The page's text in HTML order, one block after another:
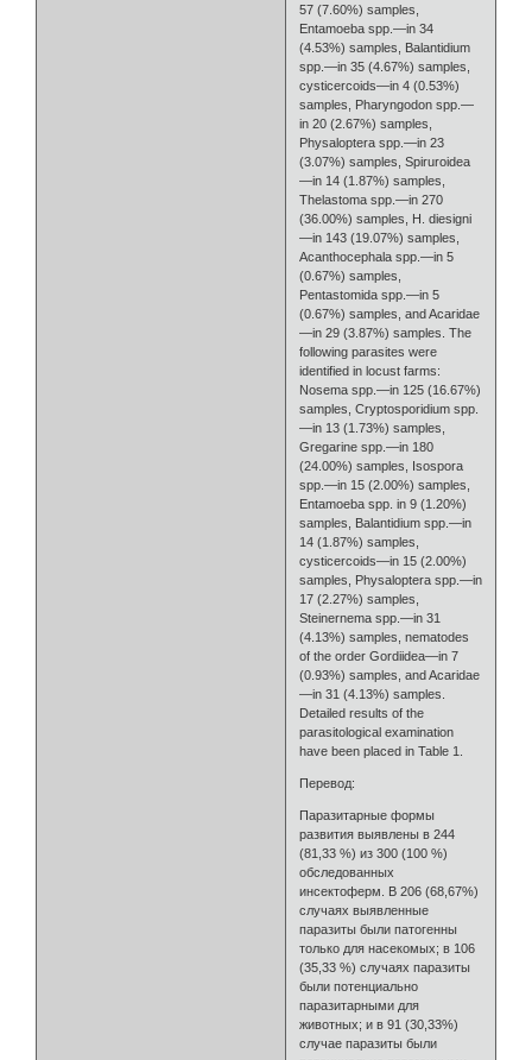
57 (7.60%) samples,
Entamoeba spp.—in 34
(4.53%) samples, Balantidium
spp.—in 35 (4.67%) samples,
cysticercoids—in 4 (0.53%)
samples, Pharyngodon spp.—
in 20 (2.67%) samples,
Physaloptera spp.—in 23
(3.07%) samples, Spiruroidea
—in 14 (1.87%) samples,
Thelastoma spp.—in 270
(36.00%) samples, H. diesigni
—in 143 (19.07%) samples,
Acanthocephala spp.—in 5
(0.67%) samples,
Pentastomida spp.—in 5
(0.67%) samples, and Acaridae
—in 29 (3.87%) samples. The
following parasites were
identified in locust farms:
Nosema spp.—in 125 (16.67%)
samples, Cryptosporidium spp.
—in 13 (1.73%) samples,
Gregarine spp.—in 180
(24.00%) samples, Isospora
spp.—in 15 (2.00%) samples,
Entamoeba spp. in 9 (1.20%)
samples, Balantidium spp.—in
14 (1.87%) samples,
cysticercoids—in 15 (2.00%)
samples, Physaloptera spp.—in
17 (2.27%) samples,
Steinernema spp.—in 31
(4.13%) samples, nematodes
of the order Gordiidea—in 7
(0.93%) samples, and Acaridae
—in 31 (4.13%) samples.
Detailed results of the
parasitological examination
have been placed in Table 1.
Перевод:
Паразитарные формы
развития выявлены в 244
(81,33 %) из 300 (100 %)
обследованных
инсектоферм. В 206 (68,67%)
случаях выявленные
паразиты были патогенны
только для насекомых; в 106
(35,33 %) случаях паразиты
были потенциально
паразитарными для
животных; и в 91 (30,33%)
случае паразиты были